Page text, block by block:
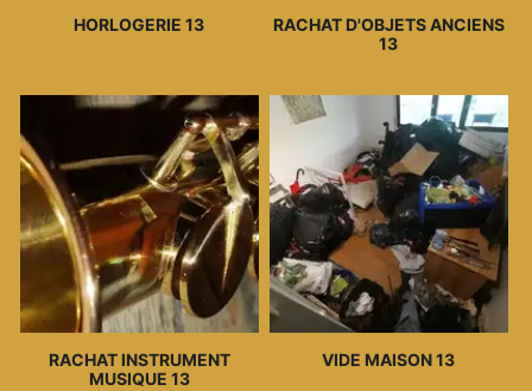
HORLOGERIE 13
RACHAT D'OBJETS ANCIENS
13
RACHAT INSTRUMENT
MUSIQUE 13
VIDE MAISON 13